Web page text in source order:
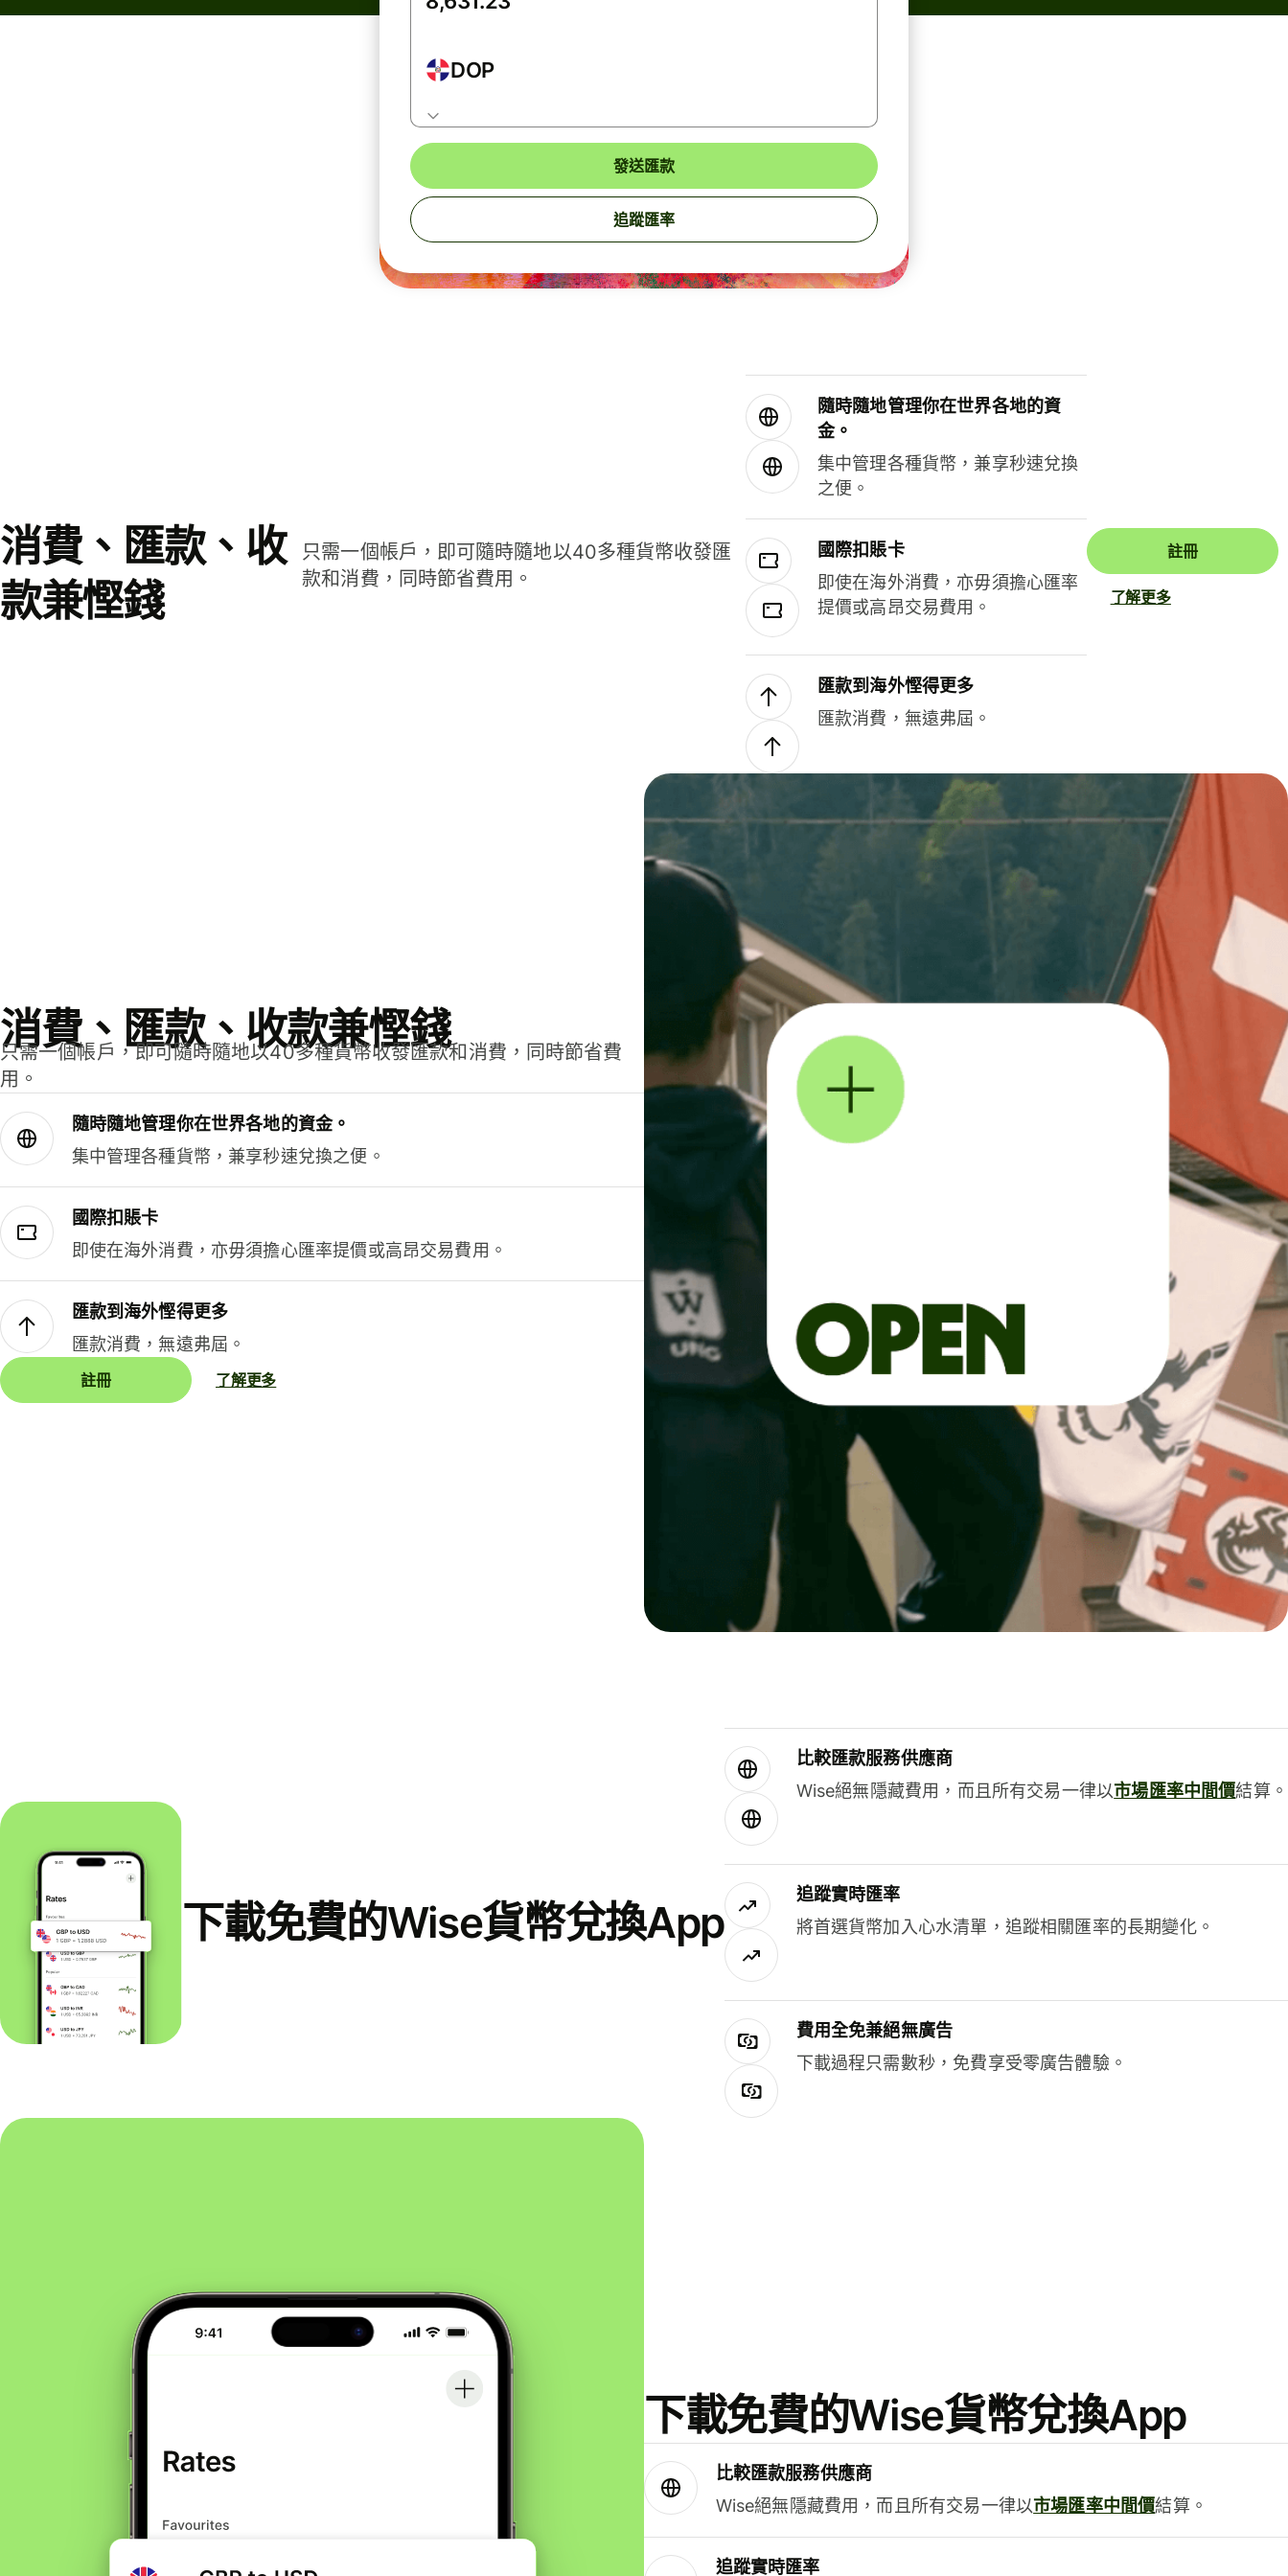
DOP
發送匯款
追蹤匯率
消費、匯款、收
款兼慳錢
只需一個帳戶，即可隨時隨地以40多種貨幣收發匯
款和消費，同時節省費用。
隨時隨地管理你在世界各地的資
金。
集中管理各種貨幣，兼享秒速兌換
之便。
國際扣賬卡
即使在海外消費，亦毋須擔心匯率
提價或高昂交易費用。
匯款到海外慳得更多
匯款消費，無遠弗屆。
註冊
了解更多
消費、匯款、收款兼慳錢
只需一個帳戶，即可隨時隨地以40多種貨幣收發匯款和消費，同時節省費
用。
隨時隨地管理你在世界各地的資金。
集中管理各種貨幣，兼享秒速兌換之便。
國際扣賬卡
即使在海外消費，亦毋須擔心匯率提價或高昂交易費用。
匯款到海外慳得更多
匯款消費，無遠弗屆。
註冊 了解更多
下載免費的Wise貨幣兌換App
比較匯款服務供應商
Wise絕無隱藏費用，而且所有交易一律以市場匯率中間價結算。
追蹤實時匯率
將首選貨幣加入心水清單，追蹤相關匯率的長期變化。
費用全免兼絕無廣告
下載過程只需數秒，免費享受零廣告體驗。
下載免費的Wise貨幣兌換App
比較匯款服務供應商
Wise絕無隱藏費用，而且所有交易一律以市場匯率中間價結算。
追蹤實時匯率